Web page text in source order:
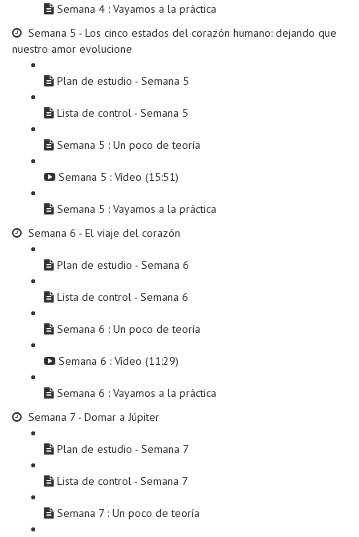
Semana 4 : Vayamos a la práctica
Semana 5 - Los cinco estados del corazón humano: dejando que
nuestro amor evolucione
Plan de estudio - Semana 5
Lista de control - Semana 5
Semana 5 : Un poco de teoría
Semana 5 : Vídeo (15:51)
Semana 5 : Vayamos a la práctica
Semana 6 - El viaje del corazón
Plan de estudio - Semana 6
Lista de control - Semana 6
Semana 6 : Un poco de teoría
Semana 6 : Vídeo (11:29)
Semana 6 : Vayamos a la práctica
Semana 7 - Domar a Júpiter
Plan de estudio - Semana 7
Lista de control - Semana 7
Semana 7 : Un poco de teoría